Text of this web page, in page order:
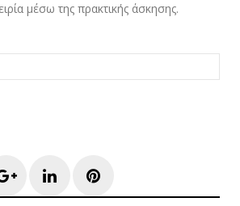
μέσω της πρακτικής άσκησης.
Google+LinkedInPinterest